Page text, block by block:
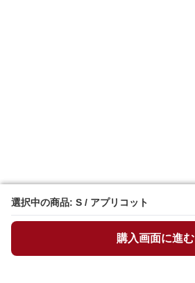
選択中の商品: S / アプリコット
購入画面に進む
選択中の商品: S / アプリコット
購入画面に進む